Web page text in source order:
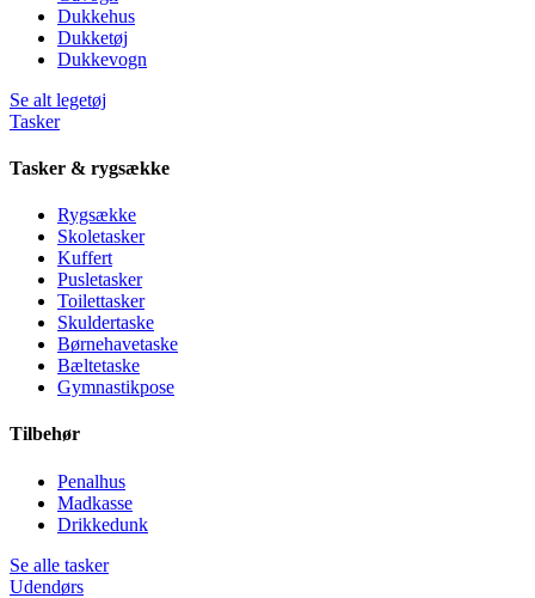
Dukkehus
Dukketøj
Dukkevogn
Se alt legetøj
Tasker
Tasker & rygsække
Rygsække
Skoletasker
Kuffert
Pusletasker
Toilettasker
Skuldertaske
Børnehavetaske
Bæltetaske
Gymnastikpose
Tilbehør
Penalhus
Madkasse
Drikkedunk
Se alle tasker
Udendørs